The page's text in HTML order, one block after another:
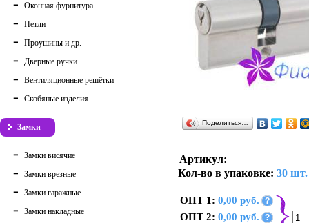
Оконная фурнитура
Петли
Проушины и др.
Дверные ручки
Вентиляционные решётки
Скобяные изделия
Замки
Замки висячие
Замки врезные
Замки гаражные
Замки накладные
Поделиться…
Артикул:
Кол-во в упаковке: 30 шт.
ОПТ 1: 0,00 руб. ?
ОПТ 2: 0,00 руб. ?